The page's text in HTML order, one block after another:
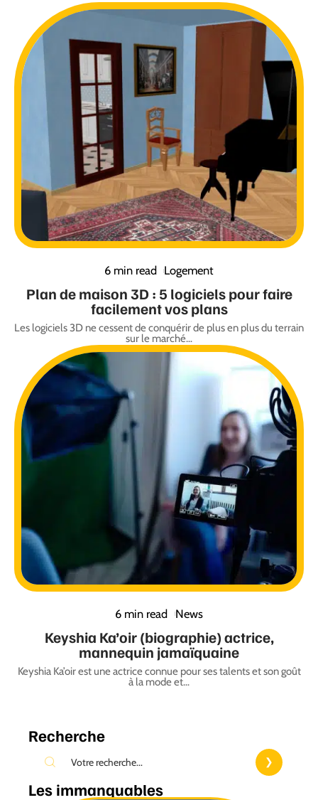
6 min read Logement
Plan de maison 3D : 5 logiciels pour faire
facilement vos plans
Les logiciels 3D ne cessent de conquérir de plus en plus du terrain
sur le marché…
6 min read News
Keyshia Ka’oir (biographie) actrice,
mannequin jamaïquaine
Keyshia Ka’oir est une actrice connue pour ses talents et son goût
à la mode et…
Recherche
Les immanquables